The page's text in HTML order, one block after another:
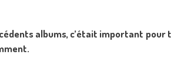
albums, c’était important pour